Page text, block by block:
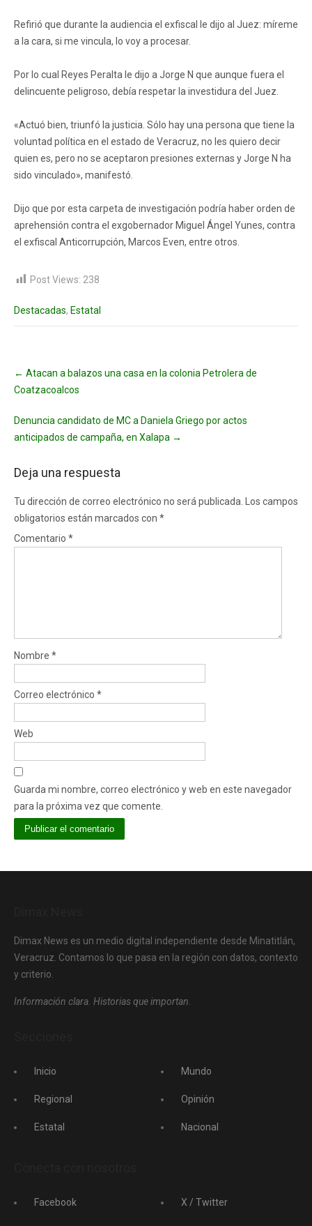
Refirió que durante la audiencia el exfiscal le dijo al Juez: míreme
a la cara, si me vincula, lo voy a procesar.
Por lo cual Reyes Peralta le dijo a Jorge N que aunque fuera el
delincuente peligroso, debía respetar la investidura del Juez.
«Actuó bien, triunfó la justicia. Sólo hay una persona que tiene la
voluntad política en el estado de Veracruz, no les quiero decir
quien es, pero no se aceptaron presiones externas y Jorge N ha
sido vinculado», manifestó.
Dijo que por esta carpeta de investigación podría haber orden de
aprehensión contra el exgobernador Miguel Ángel Yunes, contra
el exfiscal Anticorrupción, Marcos Even, entre otros.
Post Views: 238
Destacadas, Estatal
navigation
← Atacan a balazos una casa en la colonia Petrolera de
Coatzacoalcos
Denuncia candidato de MC a Daniela Griego por actos
anticipados de campaña, en Xalapa →
Deja una respuesta
Tu dirección de correo electrónico no será publicada. Los campos
obligatorios están marcados con *
Comentario *
Nombre *
Correo electrónico *
Web
Guarda mi nombre, correo electrónico y web en este navegador
para la próxima vez que comente.
Dimax News es un medio digital independiente desde Minatitlán,
Veracruz. Contamos lo que pasa en la región con datos, contexto
y criterio.
Información clara. Historias que importan.
Inicio
Regional
Estatal
Mundo
Opinión
Nacional
Facebook X / Twitter